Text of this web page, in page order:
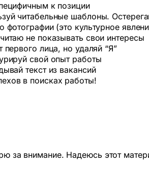
к позиции
читабельные шаблоны.
фотографии (это культурное
не показывать свои интересы
лица, но удаляй “Я”
свой опыт работы
текст из вакансий
в поисках работы!
за внимание. Надеюсь этот